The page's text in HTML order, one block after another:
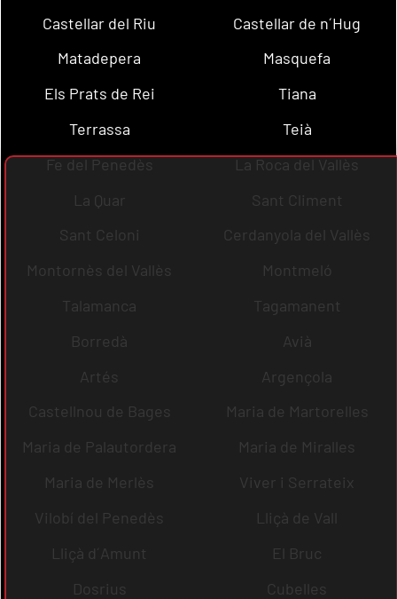
Castellar del Riu
Castellar de n´Hug
Matadepera
Masquefa
Els Prats de Rei
Tiana
Terrassa
Teià
Fe del Penedès
La Roca del Vallès
La Quar
Sant Climent
Sant Celoni
Cerdanyola del Vallès
Montornès del Vallès
Montmeló
Talamanca
Tagamanent
Borredà
Avià
Artés
Argençola
Castellnou de Bages
Maria de Martorelles
Maria de Palautordera
Maria de Miralles
Maria de Merlès
Viver i Serrateix
Vilobí del Penedès
Lliçà de Vall
Lliçà d´Amunt
El Bruc
Dosrius
Cubelles